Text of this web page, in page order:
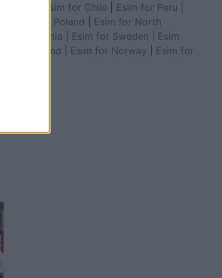
Esim for Chile Esim for Peru
Esim for Poland
Esim for North
Macedonia
Esim for Sweden
Esim
for Finland
Esim for Norway
Esim for